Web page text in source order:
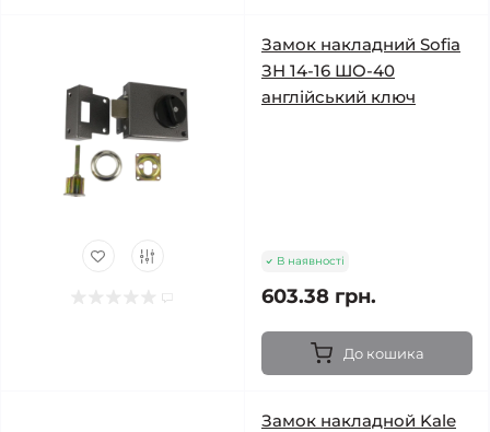
Замок накладний Sofia
ЗН 14-16 ШО-40
англійський ключ
В наявності
603.38 грн.
До кошика
Замок накладной Kale